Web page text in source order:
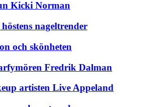
Kicki Norman
nageltrender
och skönheten
Fredrik Dalman
artisten Live Appeland